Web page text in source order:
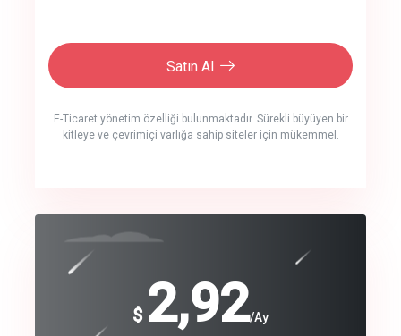
Satın Al
E-Ticaret yönetim özelliği bulunmaktadır. Sürekli büyüyen bir
kitleye ve çevrimiçi varlığa sahip siteler için mükemmel.
crm auto cync
track energy costs
$ 2,92/Ay
$
240